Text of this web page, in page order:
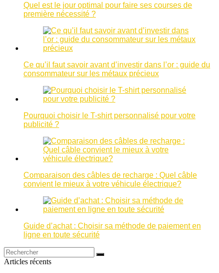
Quel est le jour optimal pour faire ses courses de
première nécessité ?
Ce qu’il faut savoir avant d’investir dans l’or : guide du
consommateur sur les métaux précieux
Pourquoi choisir le T-shirt personnalisé pour votre
publicité ?
Comparaison des câbles de recharge : Quel câble
convient le mieux à votre véhicule électrique?
Guide d’achat : Choisir sa méthode de paiement en
ligne en toute sécurité
Articles récents